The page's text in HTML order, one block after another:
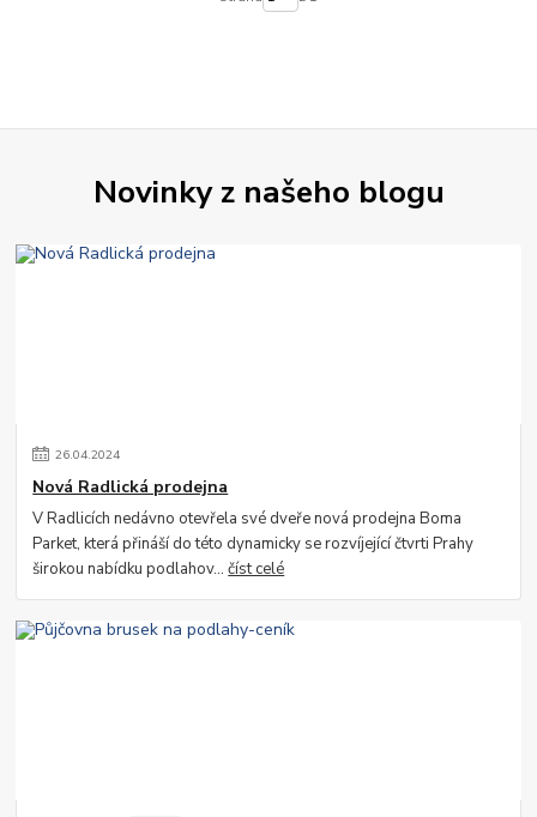
Novinky z našeho blogu
26.04.2024
Nová Radlická prodejna
V Radlicích nedávno otevřela své dveře nová prodejna Boma
Parket, která přináší do této dynamicky se rozvíjející čtvrti Prahy
širokou nabídku podlahov...číst celé